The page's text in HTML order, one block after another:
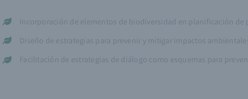
Incorporación de elementos de biodiversidad en planificación de
Diseño de estrategias para prevenir y mitigar impactos
Facilitación de estrategias de diálogo como esquemas para